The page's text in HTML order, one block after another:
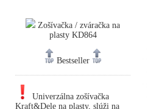
Zošívačka / zváračka na
plasty KD864
Bestseller
Univerzálna zošívačka
Kraft&Dele na plasty, slúži na